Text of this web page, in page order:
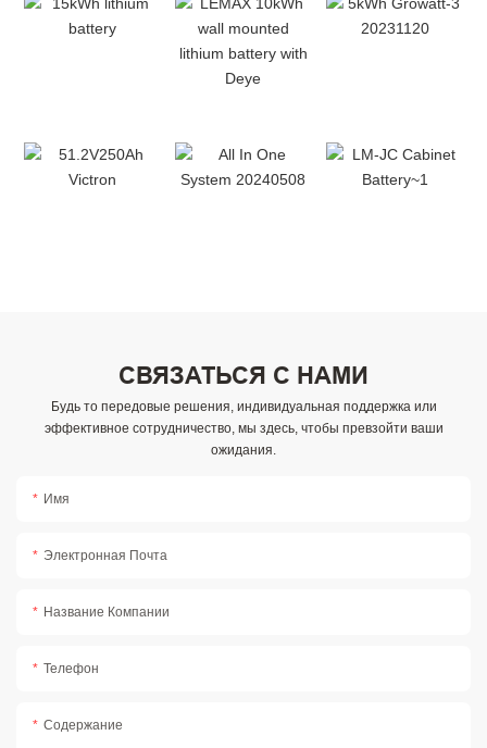
СВЯЗАТЬСЯ С НАМИ
Будь то передовые решения, индивидуальная поддержка или
эффективное сотрудничество, мы здесь, чтобы превзойти ваши
ожидания.
Имя
Электронная Почта
Название Компании
Телефон
Содержание